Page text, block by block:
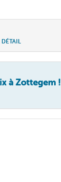
DÉTAIL
à Zottegem !